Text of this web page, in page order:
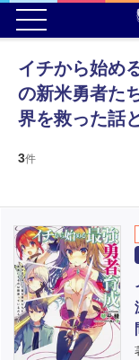
イチから始め
の新米勇者た
界を救った話
3件